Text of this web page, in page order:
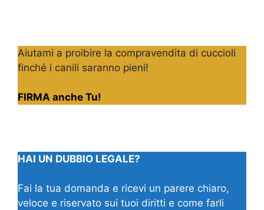
Aiutami a proibire la compravendita di cuccioli
finché i canili saranno pieni!
FIRMA anche Tu!
HAI UN DUBBIO LEGALE?
Fai la tua domanda e ricevi un parere chiaro,
veloce e riservato sui tuoi diritti e come farli